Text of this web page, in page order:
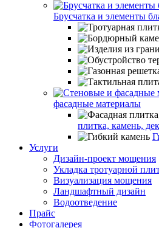
Брусчатка и элементы
фасадные материалы
плитка, камень,
Услуги
Дизайн-проект мощения
Укладка тротуарной
Визуализация мощения
Ландшафтный дизайн
Водоотведение
Прайс
Фотогалерея